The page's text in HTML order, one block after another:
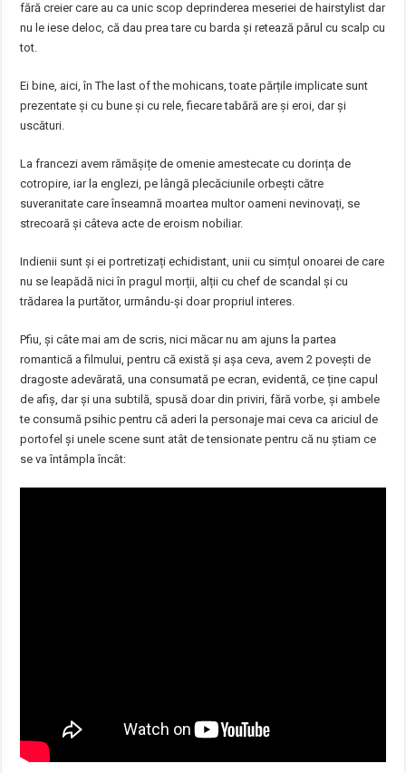
fără creier care au ca unic scop deprinderea meseriei de hairstylist dar
nu le iese deloc, că dau prea tare cu barda și retează părul cu scalp cu
tot.
Ei bine, aici, în The last of the mohicans, toate părțile implicate sunt
prezentate și cu bune și cu rele, fiecare tabără are și eroi, dar și
uscături.
La francezi avem rămășițe de omenie amestecate cu dorința de
cotropire, iar la englezi, pe lângă plecăciunile orbești către
suveranitate care înseamnă moartea multor oameni nevinovați, se
strecoară și câteva acte de eroism nobiliar.
Indienii sunt și ei portretizați echidistant, unii cu simțul onoarei de care
nu se leapădă nici în pragul morții, alții cu chef de scandal și cu
trădarea la purtător, urmându-și doar propriul interes.
Pfiu, și câte mai am de scris, nici măcar nu am ajuns la partea
romantică a filmului, pentru că există și așa ceva, avem 2 povești de
dragoste adevărată, una consumată pe ecran, evidentă, ce ține capul
de afiș, dar și una subtilă, spusă doar din priviri, fără vorbe, și ambele
te consumă psihic pentru că aderi la personaje mai ceva ca ariciul de
portofel și unele scene sunt atât de tensionate pentru că nu știam ce
se va întâmpla încât: